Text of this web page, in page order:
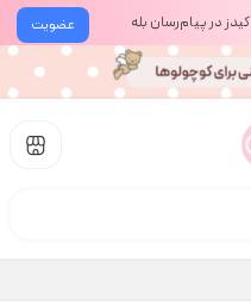
عضویت در پیام‌رسان بله